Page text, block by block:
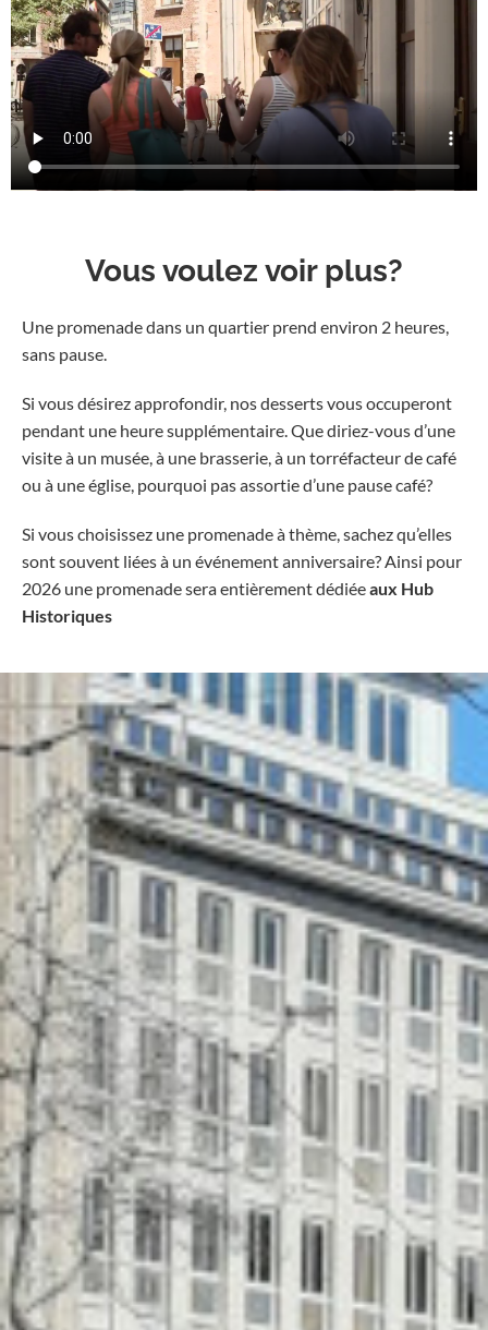
Vous voulez voir plus?
Une promenade dans un quartier prend environ 2 heures,
sans pause.
Si vous désirez approfondir, nos desserts vous occuperont
pendant une heure supplémentaire. Que diriez-vous d’une
visite à un musée, à une brasserie, à un torréfacteur de café
ou à une église, pourquoi pas assortie d’une pause café?
Si vous choisissez une promenade à thème, sachez qu’elles
sont souvent liées à un événement anniversaire? Ainsi pour
2026 une promenade sera entièrement dédiéeaux Hub
Historiques